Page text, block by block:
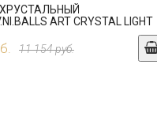
ART CRYSTAL LIGHT
11 154 руб.